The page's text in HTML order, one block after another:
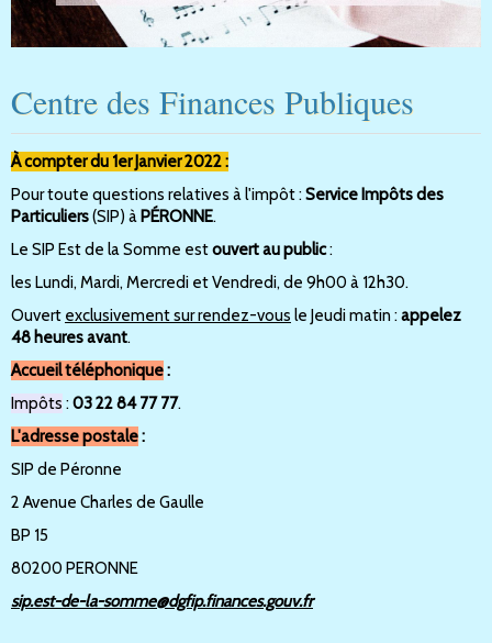
Centre des Finances Publiques
À compter du 1er Janvier 2022 :
Pour toute questions relatives à l'impôt :Service Impôts des
Particuliers(SIP) àPÉRONNE.
Le SIP Est de la Somme estouvert au public:
les Lundi, Mardi, Mercredi et Vendredi, de 9h00 à 12h30.
Ouvert exclusivement sur rendez-vous le Jeudi matin :appelez
48 heures avant.
Accueil téléphonique:
Impôts :03 22 84 77 77.
L'adresse postale:
SIP de Péronne
2 Avenue Charles de Gaulle
BP 15
80200 PERONNE
sip.est-de-la-somme@dgfip.finances.gouv.fr